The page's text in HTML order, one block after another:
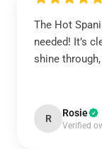
The Hot
needed! It’s
shine
R Rosie
Verified